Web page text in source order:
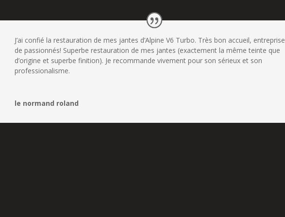
J’ai confié la restauration de mes jantes d’Alpine V6 Turbo. Très bon accueil, entreprise
de passionnés! Superbe restauration de mes jantes (exactement la même teinte que
d’origine et superbe finition). Je recommande vivement pour son sérieux et son
professionalisme.
le normand roland